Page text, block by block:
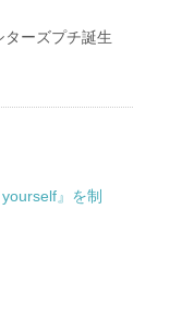
ターズプチ誕生
』を制